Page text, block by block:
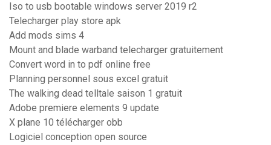
Iso to usb bootable windows server 2019 r2
Telecharger play store apk
Add mods sims 4
Mount and blade warband telecharger gratuitement
Convert word in to pdf online free
Planning personnel sous excel gratuit
The walking dead telltale saison 1 gratuit
Adobe premiere elements 9 update
X plane 10 télécharger obb
Logiciel conception open source